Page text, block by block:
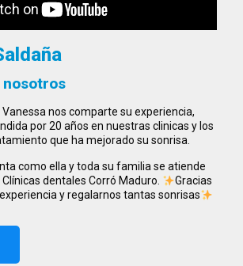
nosotros
nos comparte su experiencia,
por 20 años en nuestras clinicas y los
que ha mejorado su sonrisa.
como ella y toda su familia se atiende
dentales Corró Maduro.
Gracias
y regalarnos tantas sonrisas